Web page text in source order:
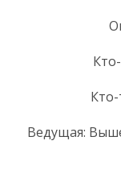
Ведущая: